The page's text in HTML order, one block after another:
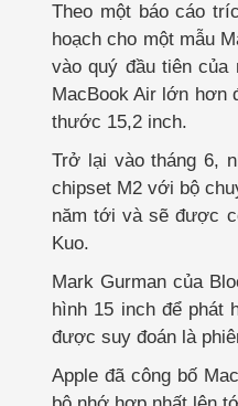
Theo một báo cáo
hoạch cho một mẫu
vào quý đầu tiên của
MacBook Air lớn hơn
thước 15,2 inch.
Trở lại vào tháng 6,
chipset M2 với bộ
năm tới và sẽ được
Kuo.
Mark Gurman của
hình 15 inch để phát
được suy đoán là
Apple đã công bố